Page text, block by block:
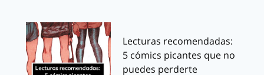
Lecturas recomendadas:
5 cómics picantes que no
puedes perderte